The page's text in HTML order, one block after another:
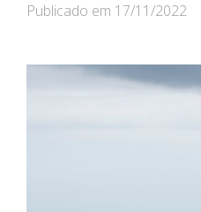
Publicado em 17/11/2022